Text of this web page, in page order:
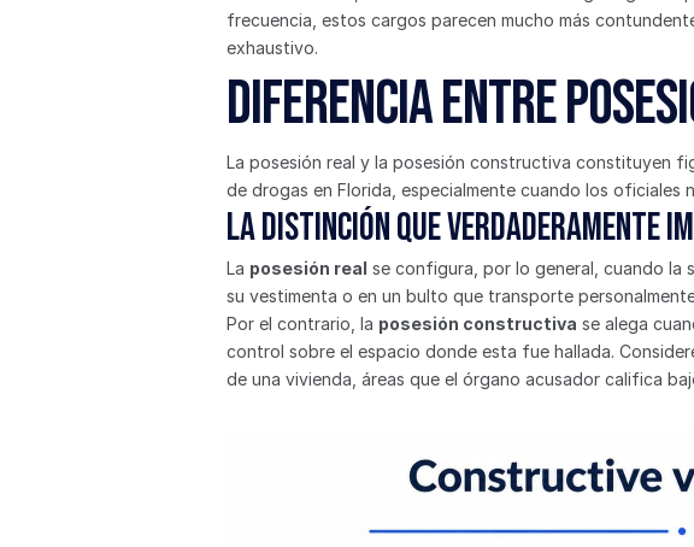
frecuencia, estos cargos parecen mucho más
exhaustivo.
Diferencia entre
La posesión real y la posesión constructiva constituyen
de drogas en Florida, especialmente cuando los oficiales
La distinción que verdaderamente
La posesión real se configura, por lo general, cuando la
su vestimenta o en un bulto que transporte
Por el contrario, la posesión constructiva se alega
control sobre el espacio donde esta fue hallada.
de una vivienda, áreas que el órgano acusador califica